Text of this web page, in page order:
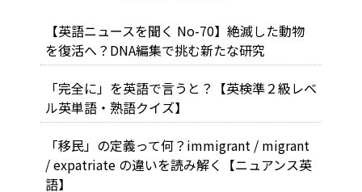
【英語ニュースを聞く No-70】絶滅した動物
を復活へ？DNA編集で挑む新たな研究
「完全に」を英語で言うと？【英検準２級レベ
ル英単語・熟語クイズ】
「移民」の定義って何？immigrant / migrant
/ expatriate の違いを読み解く【ニュアンス英
語】